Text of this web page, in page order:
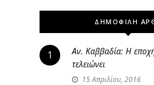
ΔΗΜΟΦΙΛΗ
1
Αν. Καββαδία: Η
τελειώνει
15 Απριλίου, 2016